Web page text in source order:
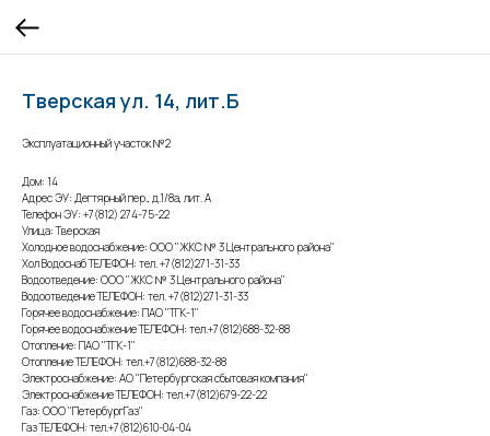
Тверская ул. 14, лит.Б
Эксплуатационный участок №2
Дом: 14
Адрес ЭУ: Дегтярный пер., д.1/8а, лит. А
Телефон ЭУ: +7(812) 274-75-22
Улица: Тверская
Холодное водоснабжение: ООО "ЖКС № 3 Центрального района"
Хол Водоснаб ТЕЛЕФОН: тел. +7(812)271-31-33
Водоотведение: ООО "ЖКС № 3 Центрального района"
Водоотведение ТЕЛЕФОН: тел. +7(812)271-31-33
Горячее водоснабжение: ПАО "ТГК-1"
Горячее водоснабжение ТЕЛЕФОН: тел.+7(812)688-32-88
Отопление: ПАО "ТГК-1"
Отопление ТЕЛЕФОН: тел.+7(812)688-32-88
Электроснабжение: АО "Петербургская сбытовая компания"
Электроснабжение ТЕЛЕФОН: тел.+7(812)679-22-22
Газ: ООО "ПетербургГаз"
Газ ТЕЛЕФОН: тел.+7(812)610-04-04